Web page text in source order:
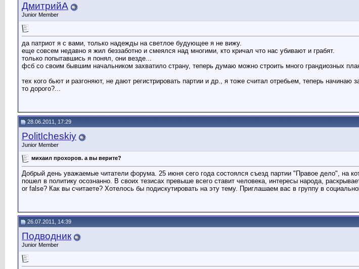
ДмитрийА
Junior Member
да патриот я с вами, только надежды на светлое будующее я не вижу.
еще совсем недавно я жил беззаботно и смеялся над многими, кто кричал что нас убивают и грабят.
только попытавшись я понял, они везде...
фсб со своим бывшим начальником захватило страну, теперь думаю можно строить много грандиозных
тех кого бьют и разгоняют, не дают регистрировать партии и др., я тоже считал отребьем, теперь
то дорого?...
28.06.2011, 17:29
PolitIcheskiy
Junior Member
михаил прохоров. а вы верите?
Добрый день уважаемые читатели форума. 25 июня сего года состоялся съезд партии "Правое дело", на
пошел в политику осознанно. В своих тезисах превыше всего ставит человека, интересы народа,
or false? Как вы считаете? Хотелось бы подискутировать на эту тему. Приглашаем вас в группу в
26.07.2011, 14:39
Подводник
Junior Member